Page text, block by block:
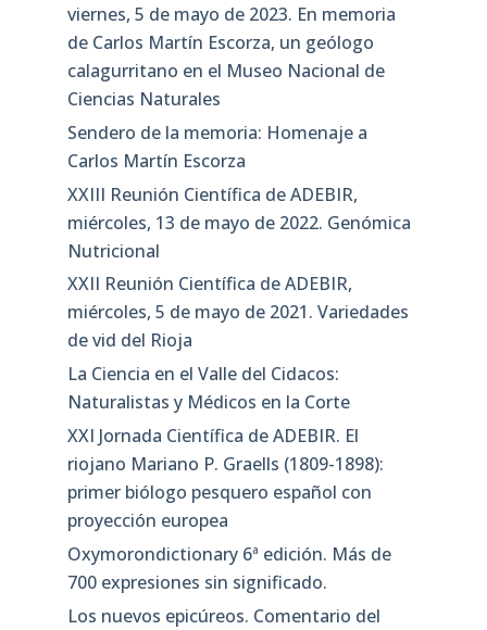
viernes, 5 de mayo de 2023. En memoria
de Carlos Martín Escorza, un geólogo
calagurritano en el Museo Nacional de
Ciencias Naturales
Sendero de la memoria: Homenaje a
Carlos Martín Escorza
XXIII Reunión Científica de ADEBIR,
miércoles, 13 de mayo de 2022. Genómica
Nutricional
XXII Reunión Científica de ADEBIR,
miércoles, 5 de mayo de 2021. Variedades
de vid del Rioja
La Ciencia en el Valle del Cidacos:
Naturalistas y Médicos en la Corte
XXI Jornada Científica de ADEBIR. El
riojano Mariano P. Graells (1809-1898):
primer biólogo pesquero español con
proyección europea
Oxymorondictionary 6ª edición. Más de
700 expresiones sin significado.
Los nuevos epicúreos. Comentario del